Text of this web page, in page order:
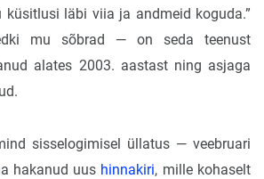
küsitlusi läbi viia ja andmeid koguda.”
mu sõbrad — on seda teenust
alates 2003. aastast ning asjaga
sisselogimisel üllatus — veebruari
hakanud uus hinnakiri, mille kohaselt